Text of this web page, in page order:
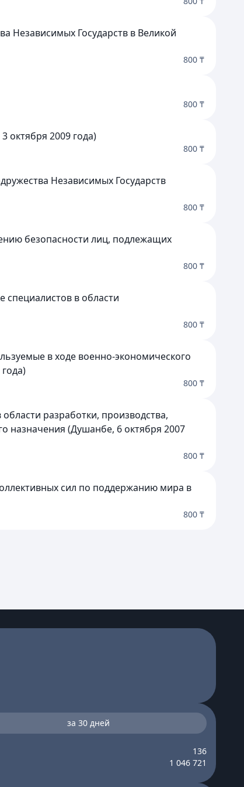
Независимых Государств в Великой
800 ₸
800 ₸
октября 2009 года)
800 ₸
Независимых Государств
800 ₸
безопасности лиц, подлежащих
800 ₸
специалистов в области
800 ₸
в ходе военно-экономического
800 ₸
разработки, производства,
назначения (Душанбе, 6 октября 2007
800 ₸
сил по поддержанию мира в
800 ₸
за 30 дней
136
1 046 721